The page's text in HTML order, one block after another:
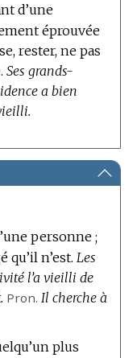
d’une
éprouvée
rester, ne pas
Ses grands-
a bien
personne ;
qu’il n’est. Les
l’a vieilli de
Pron. Il cherche à
plus